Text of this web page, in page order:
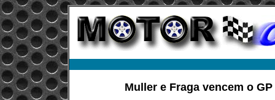
Muller e Fraga vencem o